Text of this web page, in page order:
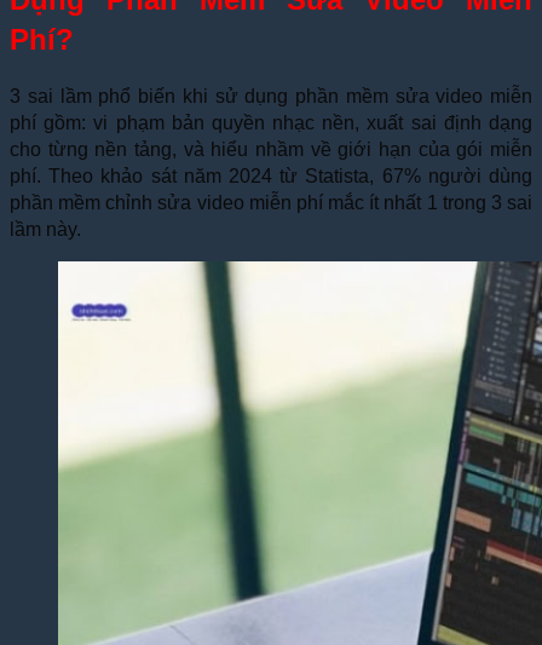
Phí?
3 sai lầm phổ biến khi sử dụng phần mềm sửa video miễn
phí gồm: vi phạm bản quyền nhạc nền, xuất sai định dạng
cho từng nền tảng, và hiểu nhầm về giới hạn của gói miễn
phí. Theo khảo sát năm 2024 từ Statista, 67% người dùng
phần mềm chỉnh sửa video miễn phí mắc ít nhất 1 trong 3 sai
lầm này.